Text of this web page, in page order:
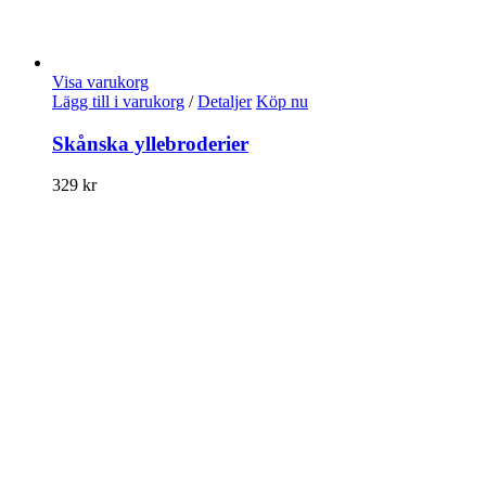
Visa varukorg
Lägg till i varukorg / Detaljer Köp nu
Skånska yllebroderier
329 kr